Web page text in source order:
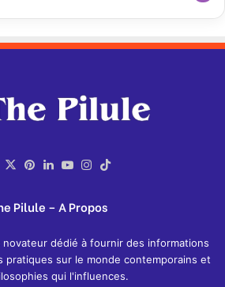
Facebook
X Pinterest
Linkedin
YouTubeInstagram
Pilule – A Propos
dédié à fournir des informations
pratiques sur le monde contemporains et
qui l'influences.